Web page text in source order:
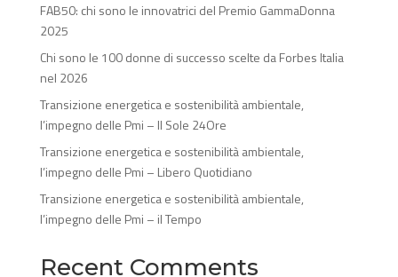
FAB50: chi sono le innovatrici del Premio GammaDonna
2025
Chi sono le 100 donne di successo scelte da Forbes Italia
nel 2026
Transizione energetica e sostenibilità ambientale,
l’impegno delle Pmi – Il Sole 24Ore
Transizione energetica e sostenibilità ambientale,
l’impegno delle Pmi – Libero Quotidiano
Transizione energetica e sostenibilità ambientale,
l’impegno delle Pmi – il Tempo
Recent Comments